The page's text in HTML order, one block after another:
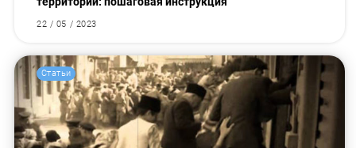
22 / 05 / 2023
Статьи